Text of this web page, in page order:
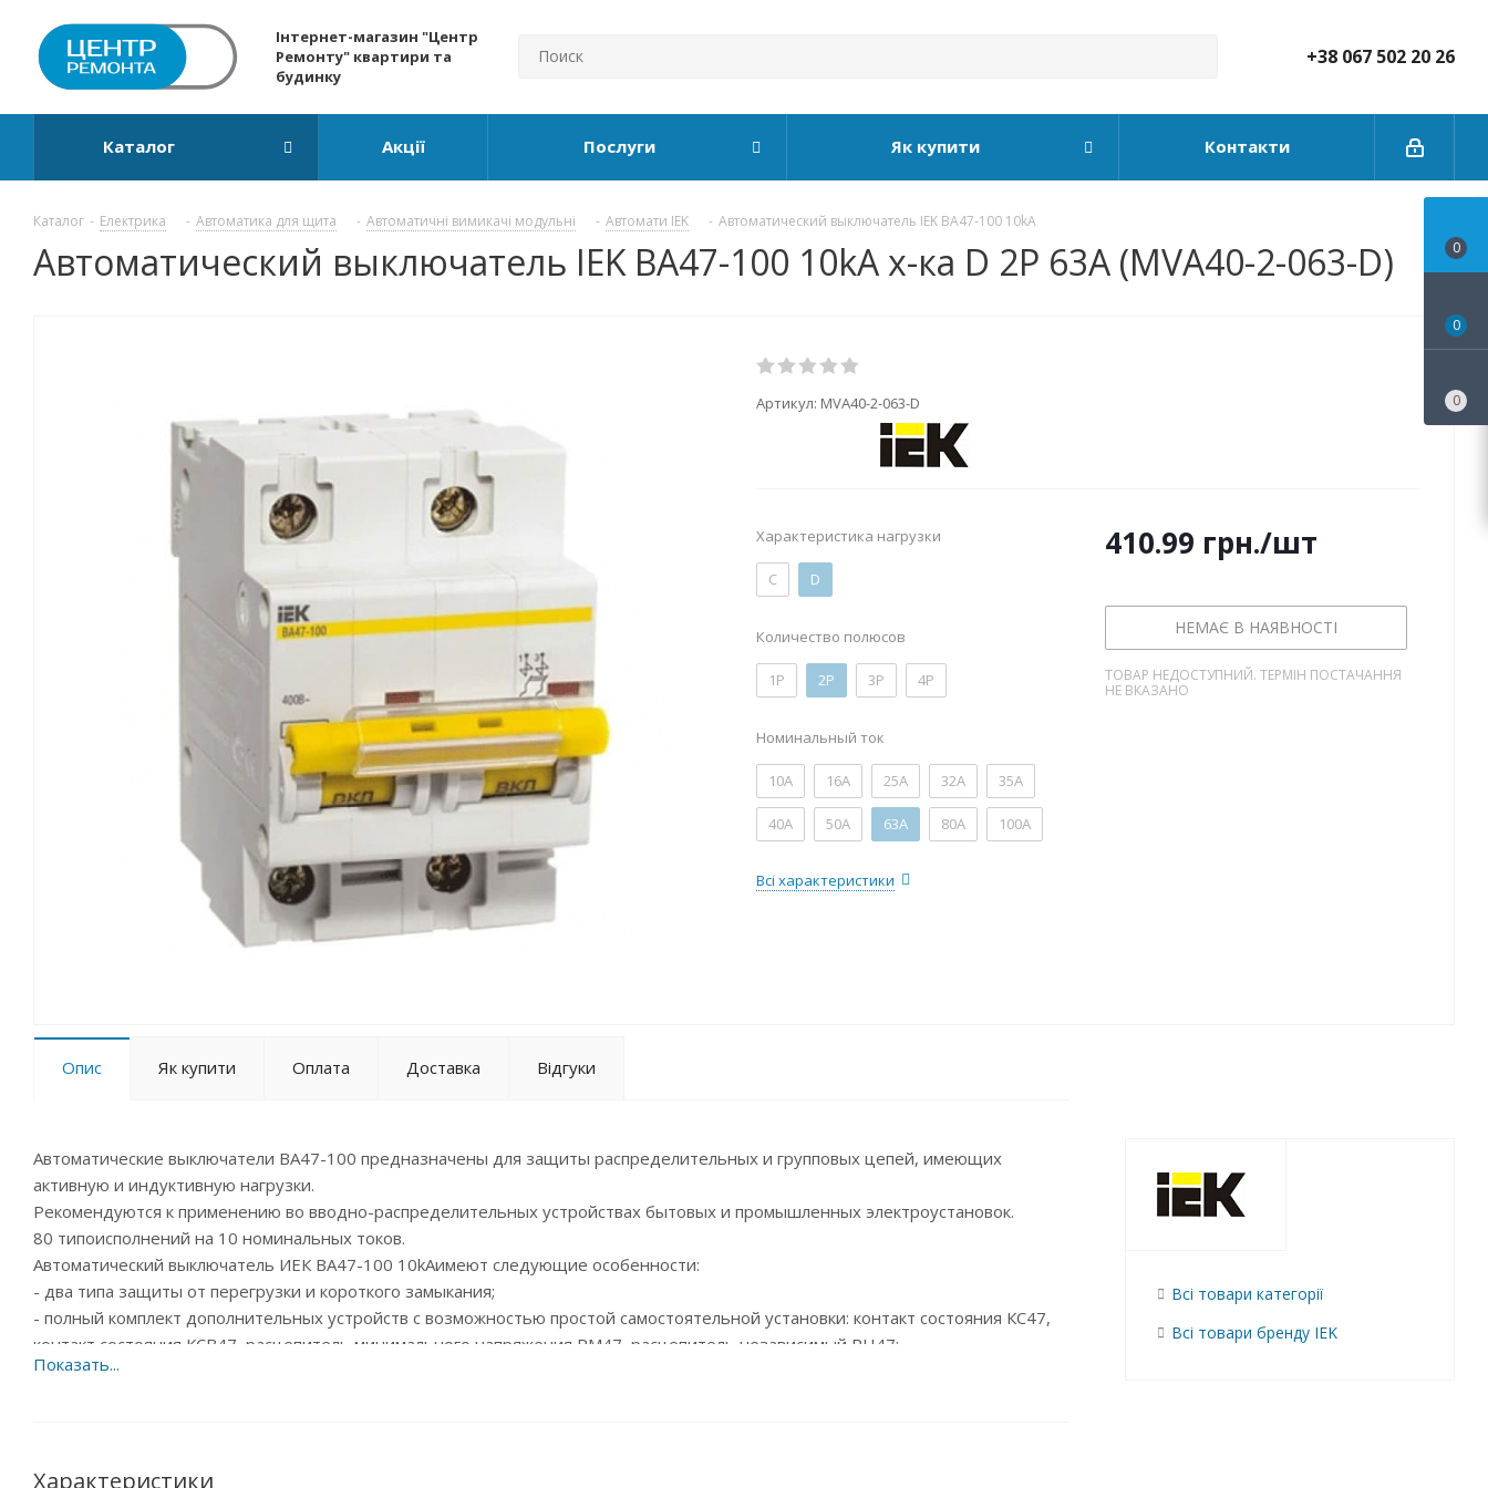
Інтернет-магазин "Центр
Ремонту" квартири та
будинку
+38 067 502 20 26
Каталог Акції Послуги Як купити Контакти
Каталог - Електрика - Автоматика для щита - Автоматичні вимикачі модульні - Автомати IEK - Автоматический выключатель IEK ВА47-100 10kA
Автоматический выключатель IEK ВА47-100 10kA х-ка D 2P 63А (MVA40-2-063-D)
Артикул: MVA40-2-063-D
Характеристика нагрузки
C D
Количество полюсов
1P 2P 3P 4P
Номинальный ток
10А 16А 25А 32А 35А
40А 50А 63А 80А 100А
Всі характеристики
410.99 грн./шт
НЕМАЄ В НАЯВНОСТІ
ТОВАР НЕДОСТУПНИЙ. ТЕРМІН ПОСТАЧАННЯ
НЕ ВКАЗАНО
Опис Як купити Оплата Доставка Відгуки
Автоматические выключатели ВА47-100 предназначены для защиты распределительных и групповых цепей, имеющих
активную и индуктивную нагрузки.
Рекомендуются к применению во вводно-распределительных устройствах бытовых и промышленных электроустановок.
80 типоисполнений на 10 номинальных токов.
Автоматический выключатель ИЕК ВА47-100 10kAимеют следующие особенности:
- два типа защиты от перегрузки и короткого замыкания;
- полный комплект дополнительных устройств с возможностью простой самостоятельной установки: контакт состояния КС47,
контакт состояния КСВ47, расцепитель минимального напряжения РМ47, расцепитель независимый РН47;
- независимый индикатор положения контактов;
- насечки на контактных зажимах снижают тепловые потери и увеличивают механическую устойчивость соединения;
Характеристики
Всі товари категорії
Всі товари бренду IEK
0
0
0